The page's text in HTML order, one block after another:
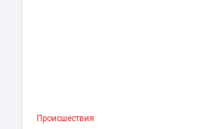
Проиcшествия